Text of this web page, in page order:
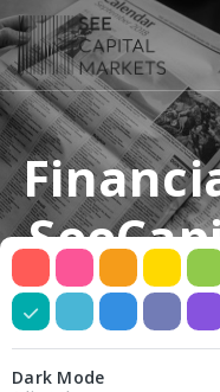
A dictionary of
Dark Mode